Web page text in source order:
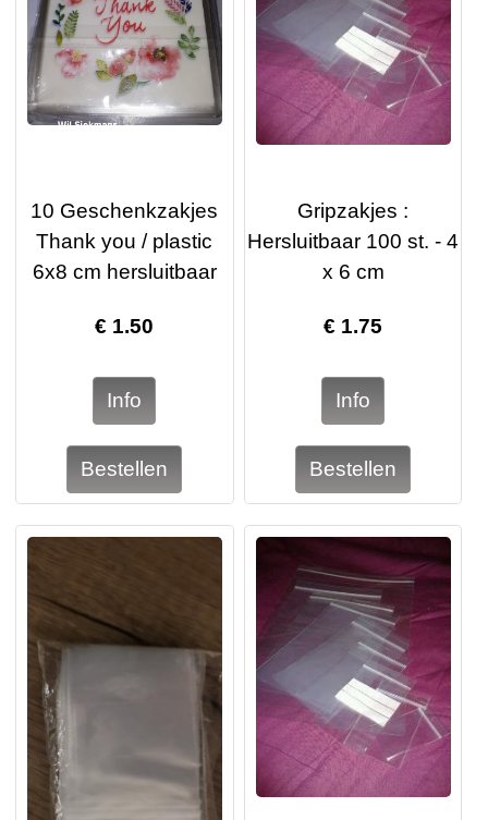
10 Geschenkzakjes
Thank you / plastic
6x8 cm hersluitbaar
€ 1.50
Gripzakjes :
Hersluitbaar 100 st. - 4
x 6 cm
€ 1.75